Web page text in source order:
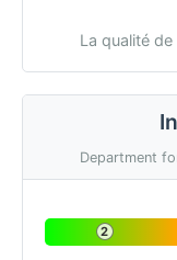
La qualité
Department
2